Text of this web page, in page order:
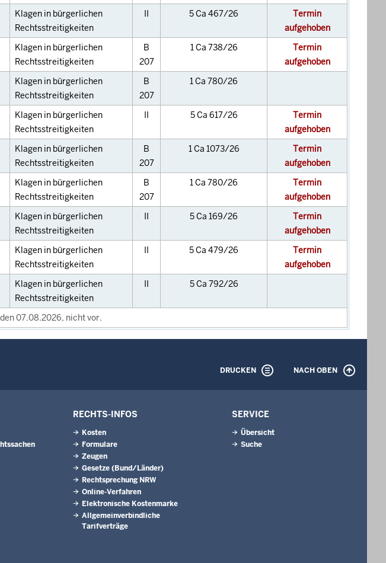
Klagen in bürgerlichen
Rechtsstreitigkeiten
II 5 Ca 467/26
Termin
aufgehoben
Klagen in bürgerlichen
Rechtsstreitigkeiten
B
207
1 Ca 738/26
Termin
aufgehoben
Klagen in bürgerlichen
Rechtsstreitigkeiten
B
207
1 Ca 780/26
Klagen in bürgerlichen
Rechtsstreitigkeiten
II 5 Ca 617/26
Termin
aufgehoben
Klagen in bürgerlichen
Rechtsstreitigkeiten
B
207
1 Ca 1073/26
Termin
aufgehoben
Klagen in bürgerlichen
Rechtsstreitigkeiten
B
207
1 Ca 780/26
Termin
aufgehoben
Klagen in bürgerlichen
Rechtsstreitigkeiten
II 5 Ca 169/26
Termin
aufgehoben
Klagen in bürgerlichen
Rechtsstreitigkeiten
II 5 Ca 479/26
Termin
aufgehoben
Klagen in bürgerlichen
Rechtsstreitigkeiten
II 5 Ca 792/26
07.08.2026, nicht vor.
DRUCKEN NACH OBEN
RECHTS-INFOS
Kosten
Formulare
Zeugen
Gesetze (Bund/Länder)
Rechtsprechung NRW
Online-Verfahren
Elektronische Kostenmarke
Allgemeinverbindliche
Tarifverträge
SERVICE
Übersicht
Suche